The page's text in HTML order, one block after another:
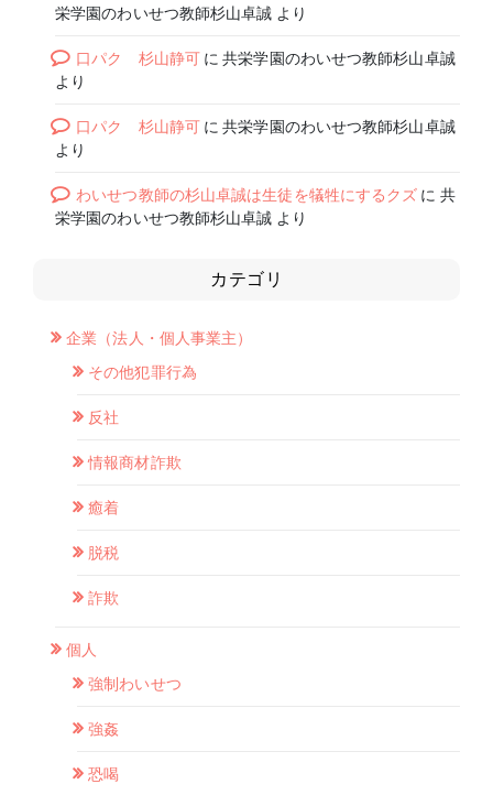
栄学園のわいせつ教師杉山卓誠 より
口パク 杉山静可に共栄学園のわいせつ教師杉山卓誠
より
口パク 杉山静可に共栄学園のわいせつ教師杉山卓誠
より
わいせつ教師の杉山卓誠は生徒を犠牲にするクズ に 共
栄学園のわいせつ教師杉山卓誠 より
カテゴリ
企業（法人・個人事業主）
その他犯罪行為
反社
情報商材詐欺
癒着
脱税
詐欺
個人
強制わいせつ
強姦
恐喝